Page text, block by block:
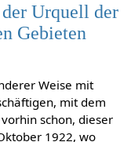
Urquell der
Gebieten
Weise mit
mit dem
schon, dieser
1922, wo